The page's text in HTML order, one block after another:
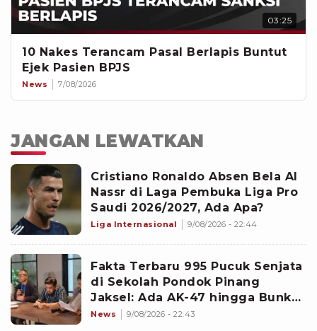
03:25
10 Nakes Terancam Pasal Berlapis Buntut
Ejek Pasien BPJS
News 7/08/2026
JANGAN LEWATKAN
Cristiano Ronaldo Absen Bela Al
Nassr di Laga Pembuka Liga Pro
Saudi 2026/2027, Ada Apa?
Liga Internasional 9/08/2026 - 22:44
Fakta Terbaru 995 Pucuk Senjata
di Sekolah Pondok Pinang
Jaksel: Ada AK-47 hingga Bunker
Terkunci
News 9/08/2026 - 22:43